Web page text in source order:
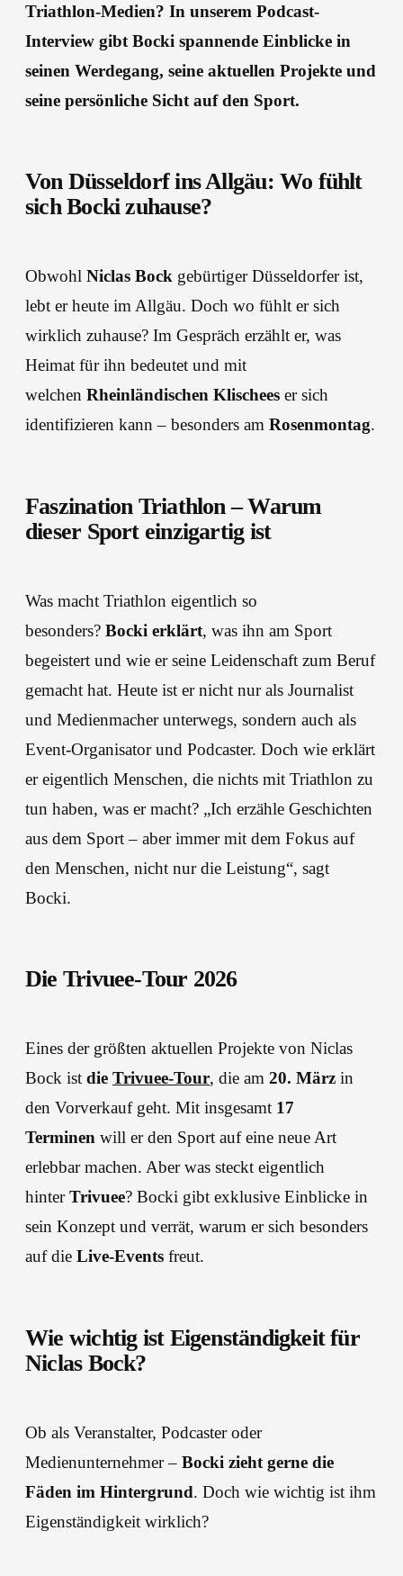
Triathlon-Medien? In unserem Podcast-
Interview gibt Bocki spannende Einblicke in
seinen Werdegang, seine aktuellen Projekte und
seine persönliche Sicht auf den Sport.
Von Düsseldorf ins Allgäu: Wo fühlt
sich Bocki zuhause?
Obwohl Niclas Bock gebürtiger Düsseldorfer ist,
lebt er heute im Allgäu. Doch wo fühlt er sich
wirklich zuhause? Im Gespräch erzählt er, was
Heimat für ihn bedeutet und mit
welchen Rheinländischen Klischees er sich
identifizieren kann – besonders am Rosenmontag.
Faszination Triathlon – Warum
dieser Sport einzigartig ist
Was macht Triathlon eigentlich so
besonders? Bocki erklärt, was ihn am Sport
begeistert und wie er seine Leidenschaft zum Beruf
gemacht hat. Heute ist er nicht nur als Journalist
und Medienmacher unterwegs, sondern auch als
Event-Organisator und Podcaster. Doch wie erklärt
er eigentlich Menschen, die nichts mit Triathlon zu
tun haben, was er macht? „Ich erzähle Geschichten
aus dem Sport – aber immer mit dem Fokus auf
den Menschen, nicht nur die Leistung“, sagt
Bocki.
Die Trivuee-Tour 2026
Eines der größten aktuellen Projekte von Niclas
Bock ist die Trivuee-Tour, die am 20. März in
den Vorverkauf geht. Mit insgesamt 17
Terminen will er den Sport auf eine neue Art
erlebbar machen. Aber was steckt eigentlich
hinterTrivuee? Bocki gibt exklusive Einblicke in
sein Konzept und verrät, warum er sich besonders
auf die Live-Events freut.
Wie wichtig ist Eigenständigkeit für
Niclas Bock?
Ob als Veranstalter, Podcaster oder
Medienunternehmer – Bocki zieht gerne die
Fäden im Hintergrund. Doch wie wichtig ist ihm
Eigenständigkeit wirklich?